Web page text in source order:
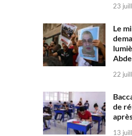
23
Le
22
de
13